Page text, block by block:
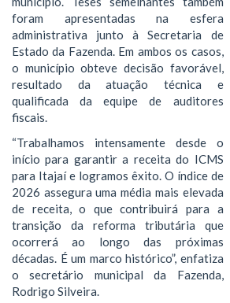
foram apresentadas na esfera
administrativa junto à Secretaria de
Estado da Fazenda. Em ambos os casos,
o município obteve decisão favorável,
resultado da atuação técnica e
qualificada da equipe de auditores
fiscais.
“Trabalhamos intensamente desde o
início para garantir a receita do ICMS
para Itajaí e logramos êxito. O índice de
2026 assegura uma média mais elevada
de receita, o que contribuirá para a
transição da reforma tributária que
ocorrerá ao longo das próximas
décadas. É um marco histórico”, enfatiza
o secretário municipal da Fazenda,
Rodrigo Silveira.